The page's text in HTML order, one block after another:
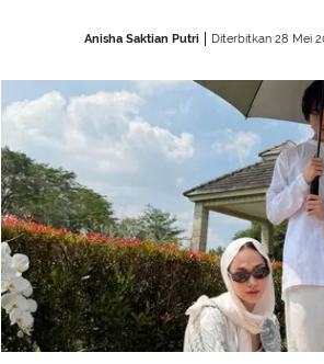
Anisha Saktian Putri Diterbitkan 28 Mei